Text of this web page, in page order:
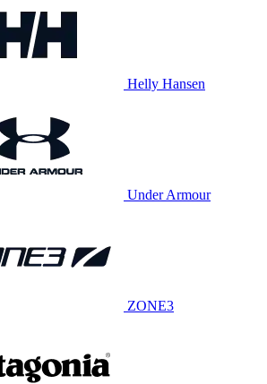
Helly Hansen
Under Armour
ZONE3